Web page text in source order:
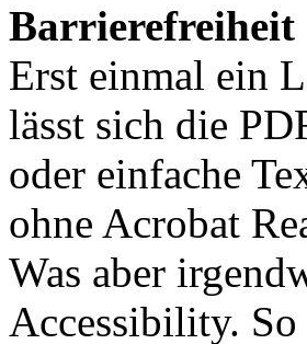
Barrierefreiheit
Erst einmal ein
lässt sich die
oder einfache
ohne Acrobat
Was aber
Accessibility. So